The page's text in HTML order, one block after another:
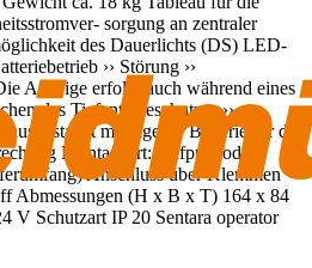
sorgung an zentraler
des Dauerlichts (DS) LED-
›› Störung ››
Anzeige erfolgt auch während eines
des Tiefentladeschutzes ››
mit eigener Batterie für die
Montageart: Aufputz oder
Anschluss über Klemmen
Abmessungen (H x B x T) 164 x 84
V Schutzart IP 20 Sentara operator